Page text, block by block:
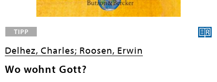
Delhez, Charles; Roosen, Erwin
Wo wohnt Gott?